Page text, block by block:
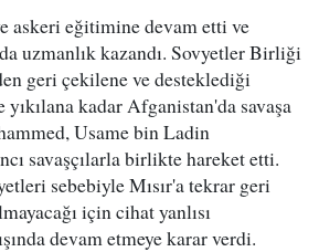
askeri eğitimine devam etti ve
uzmanlık kazandı. Sovyetler Birliği
geri çekilene ve desteklediği
kadar Afganistan'da savaşa
Usame bin Ladin
savaşçılarla birlikte hareket etti.
sebebiyle Mısır'a tekrar geri
için cihat yanlısı
devam etmeye karar verdi.